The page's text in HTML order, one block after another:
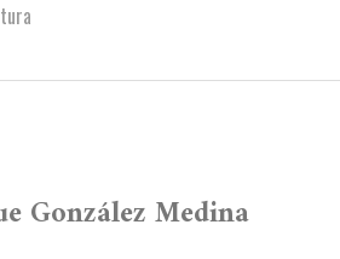
González Medina